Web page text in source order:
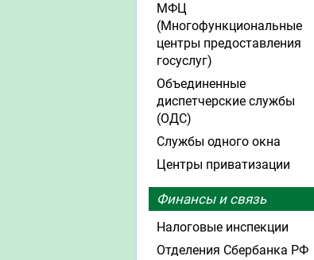
МФЦ
(Многофункциональные
центры предоставления
госуслуг)
Объединенные
диспетчерские службы
(ОДС)
Службы одного окна
Центры приватизации
Финансы и связь
Налоговые инспекции
Отделения Сбербанка РФ